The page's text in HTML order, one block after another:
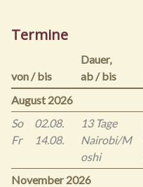
Termine
von / bis
Dauer,
ab / bis
August 2026
So
Fr
02.08.
14.08.
13 Tage
Nairobi/M
oshi
November 2026